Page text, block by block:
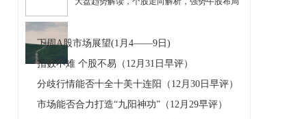
下周A股市场展望(1月4——9日)
指数不难 个股不易（12月31日早评）
分歧行情能否十全十美十连阳（12月30日早评）
市场能否合力打造“九阳神功”（12月29早评）